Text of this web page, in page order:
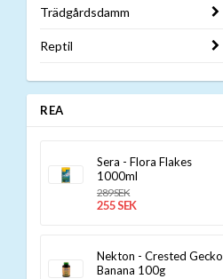
Trädgårdsdamm
Reptil
REA
Sera - Flora Flakes
1000ml
289 SEK
255 SEK
Nekton - Crested Gecko
Banana 100g